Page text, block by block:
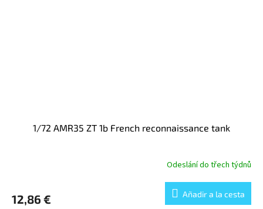
1/72 AMR35 ZT 1b French reconnaissance tank
Odeslání do třech týdnů
12,86 € Añadir a la cesta